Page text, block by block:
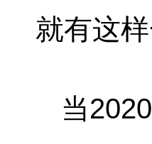
就有这
当